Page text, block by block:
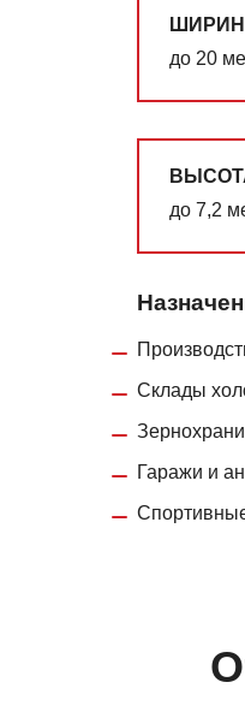
до 20
до 7,2
Склады
Гаражи и